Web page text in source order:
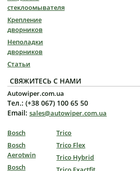
стеклоомывателя
Крепление
дворников
Неполадки
дворников
Статьи
СВЯЖИТЕСЬ С НАМИ
Autowiper.com.ua
Тел.: (+38 067) 100 65 50
Email: sales@autowiper.com.ua
Bosch
Bosch
Aerotwin
Bosch
Trico
Trico Flex
Trico Hybrid